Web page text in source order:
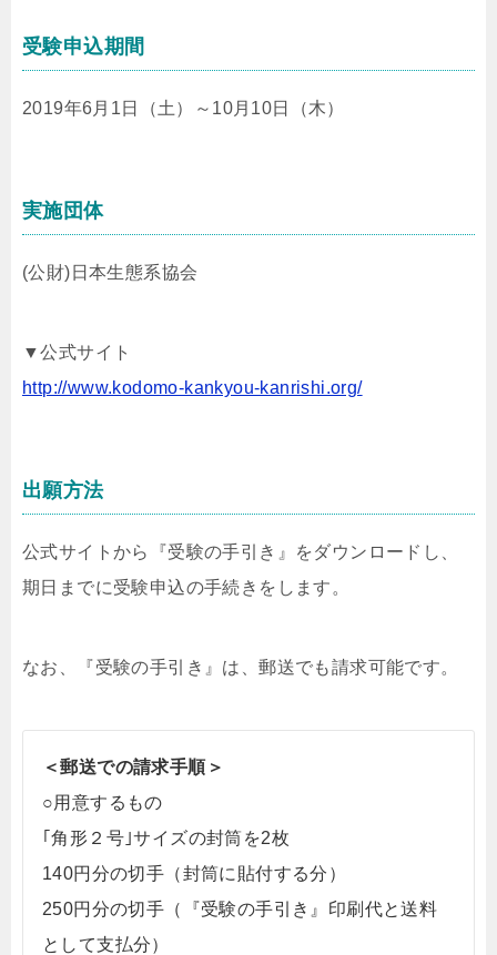
受験申込期間
2019年6月1日（土）～10月10日（木）
実施団体
(公財)日本生態系協会
▼公式サイト
http://www.kodomo-kankyou-kanrishi.org/
出願方法
公式サイトから『受験の手引き』をダウンロードし、
期日までに受験申込の手続きをします。
なお、『受験の手引き』は、郵送でも請求可能です。
＜郵送での請求手順＞
○用意するもの
｢角形２号｣サイズの封筒を2枚
140円分の切手（封筒に貼付する分）
250円分の切手（『受験の手引き』印刷代と送料
として支払分）